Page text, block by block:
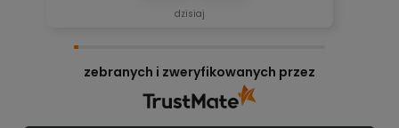
dzisiaj
zebranych i zweryfikowanych przez